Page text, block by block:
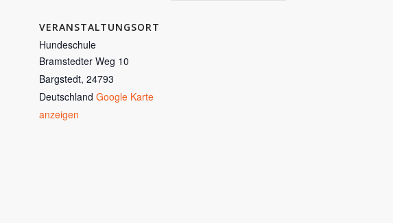
VERANSTALTUNGSORT
Hundeschule
Bramstedter Weg 10
Bargstedt, 24793
Deutschland Google Karte
anzeigen